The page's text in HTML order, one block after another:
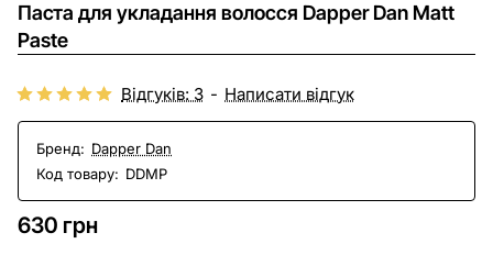
Паста для укладання волосся Dapper Dan Matt
Paste
Бренд: Dapper Dan
Код товару: DDMP
Відгуків: 3 - Написати відгук
630 грн